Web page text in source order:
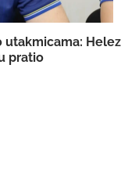
utakmicama: Helez
pratio